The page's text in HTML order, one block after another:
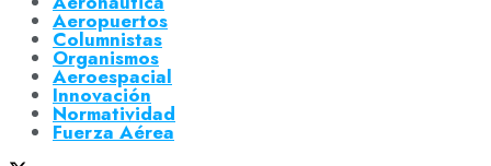
Aeropuertos
Columnistas
Organismos
Aeroespacial
Innovación
Normatividad
Fuerza Aérea